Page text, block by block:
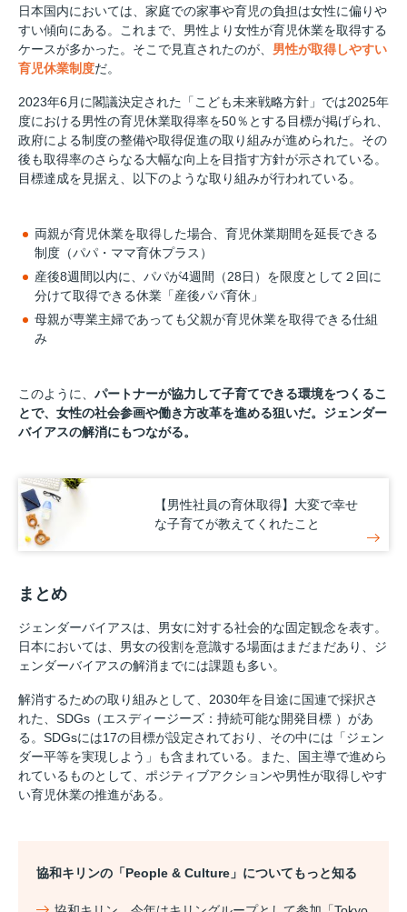
日本国内においては、家庭での家事や育児の負担は女性に偏りや
すい傾向にある。これまで、男性より女性が育児休業を取得する
ケースが多かった。そこで見直されたのが、 男性が取得しやすい
育児休業制度だ。
2023年6月に閣議決定された「こども未来戦略方針」では2025年
度における男性の育児休業取得率を50％とする目標が掲げられ、
政府による制度の整備や取得促進の取り組みが進められた。その
後も取得率のさらなる大幅な向上を目指す方針が示されている。
目標達成を見据え、以下のような取り組みが行われている。
両親が育児休業を取得した場合、育児休業期間を延長できる
制度（パパ・ママ育休プラス）
産後8週間以内に、パパが4週間（28日）を限度として２回に
分けて取得できる休業「産後パパ育休」
母親が専業主婦であっても父親が育児休業を取得できる仕組
み
このように、 パートナーが協力して子育てできる環境をつくるこ
とで、女性の社会参画や働き方改革を進める狙いだ。ジェンダー
バイアスの解消にもつながる。
【男性社員の育休取得】大変で幸せ
な子育てが教えてくれたこと
まとめ
ジェンダーバイアスは、男女に対する社会的な固定観念を表す。
日本においては、男女の役割を意識する場面はまだまだあり、ジ
ェンダーバイアスの解消までには課題も多い。
解消するための取り組みとして、2030年を目途に国連で採択さ
れた、SDGs（エスディージーズ：持続可能な開発目標 ）があ
る。SDGsには17の目標が設定されており、その中には「ジェン
ダー平等を実現しよう」も含まれている。また、国主導で進めら
れているものとして、ポジティブアクションや男性が取得しやす
い育児休業の推進がある。
協和キリンの「People & Culture」についてもっと知る